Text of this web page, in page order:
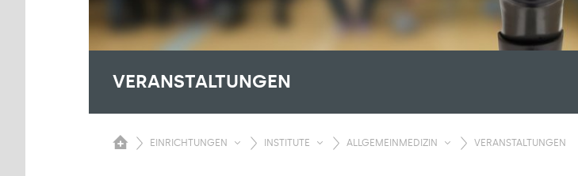
VERANSTALTUNGEN
EINRICHTUNGEN INSTITUTE ALLGEMEINMEDIZIN VERANSTALTUNGEN